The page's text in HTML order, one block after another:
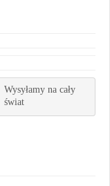
Wysyłamy na cały
świat